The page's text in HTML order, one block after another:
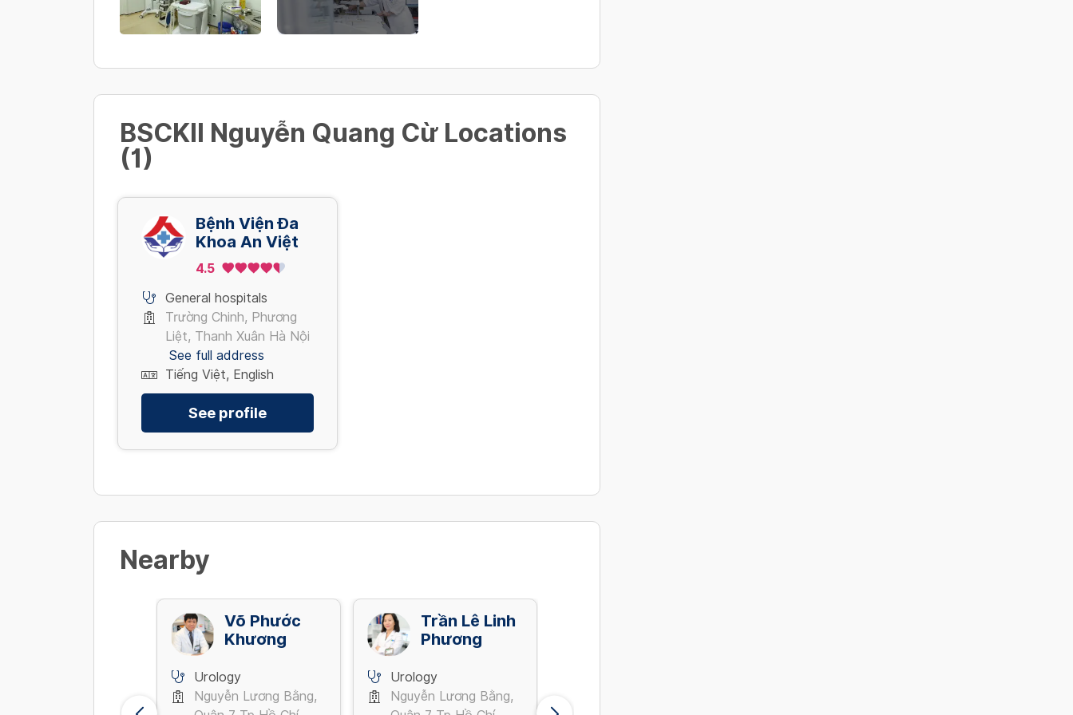
BSCKII Nguyễn Quang Cừ Locations
(1)
Bệnh Viện Đa
Khoa An Việt
4.5
General hospitals
Trường Chinh, Phương
Liệt, Thanh Xuân Hà Nội
See full address
Tiếng Việt, English
See profile
Nearby
Võ Phước
Khương
Urology
Nguyễn Lương Bằng,
Trần Lê Linh
Phương
Urology
Nguyễn Lương Bằng,